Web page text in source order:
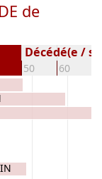
de
50 60
Décédé(e / s)